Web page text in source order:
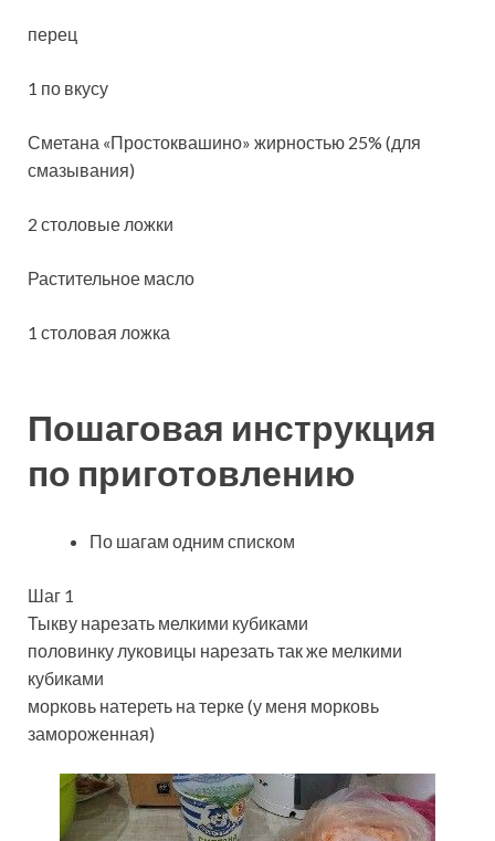
перец
1 по вкусу
Сметана «Простоквашино» жирностью 25% (для
смазывания)
2 столовые ложки
Растительное масло
1 столовая ложка
Пошаговая инструкция
по приготовлению
По шагам одним списком
Шаг 1
Тыкву нарезать мелкими кубиками
половинку луковицы нарезать так же мелкими
кубиками
морковь натереть на терке (у меня морковь
замороженная)